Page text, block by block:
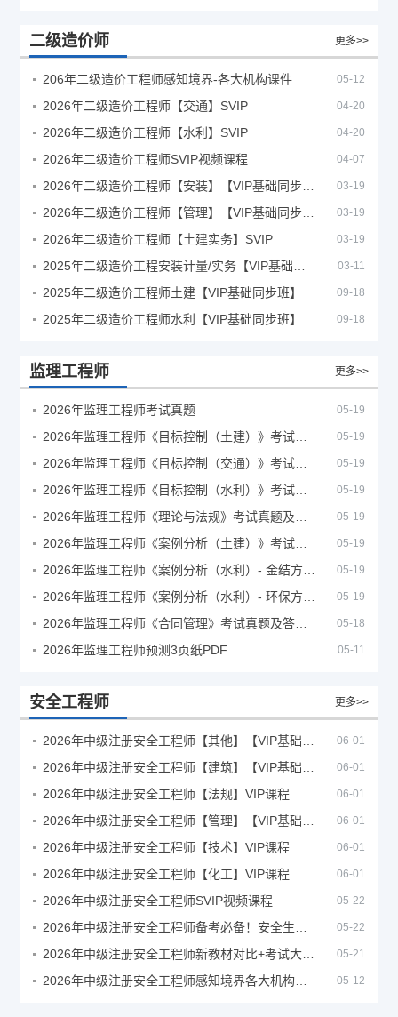
二级造价师 更多>>
206年二级造价工程师感知境界-各大机构课件 05-12
2026年二级造价工程师【交通】SVIP 04-20
2026年二级造价工程师【水利】SVIP 04-20
2026年二级造价工程师SVIP视频课程 04-07
03-19
03-19
2026年二级造价工程师【土建实务】SVIP 03-19
03-11
2025年二级造价工程师土建【VIP基础同步班】 09-18
2025年二级造价工程师水利【VIP基础同步班】 09-18
监理工程师 更多>>
2026年监理工程师考试真题 05-19
05-19
05-19
05-19
05-19
05-19
05-19
05-19
05-18
2026年监理工程师预测3页纸PDF 05-11
安全工程师 更多>>
06-01
06-01
2026年中级注册安全工程师【法规】VIP课程 06-01
06-01
2026年中级注册安全工程师【技术】VIP课程 06-01
2026年中级注册安全工程师【化工】VIP课程 06-01
2026年中级注册安全工程师SVIP视频课程 05-22
05-22
05-21
05-12